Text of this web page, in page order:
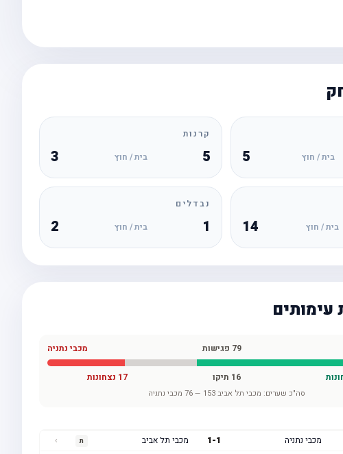
בית / חוץ 5
קרנות
5 בית / חוץ 3
בית / חוץ 14
נבדלים
1 בית / חוץ 2
עימותים
79 פגישות מכבי נתניה
16 תיקו 17 נצחונות
סה"כ שערים: מכבי תל אביב153
—
76 מכבי נתניה
מכבי נתניה 1-1 מכבי תל אביב ת
›